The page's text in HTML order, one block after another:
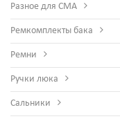
Разное для СМА
Ремкомплекты бака
Ремни
Ручки люка
Сальники